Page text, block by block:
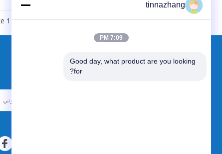
1 of 2
طلب اقتباس
tinnazhang
7:09 PM
Good day, what product are you looking
for?